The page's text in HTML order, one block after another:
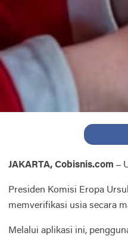
JAKARTA, Cobisnis.com –
Presiden Komisi Eropa
memverifikasi usia secara
Melalui aplikasi ini,